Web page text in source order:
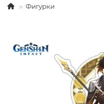
Фигурки